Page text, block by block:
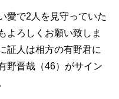
愛で2人を見守っていた
よろしくお願い致しま
証人は相方の有野君に
野晋哉（46）がサイン